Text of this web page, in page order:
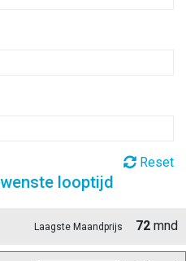
Reset
looptijd
Laagste Maandprijs 72 mnd